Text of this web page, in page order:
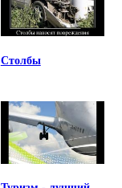
Столбы